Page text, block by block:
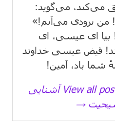
می‌كند، می‌گوید:
من بزودی می‌آیم!»
بیا ای عیسی، ای
فیض عیسی خداوند
شما باد، آمین!
View all posts by آشنایی
→